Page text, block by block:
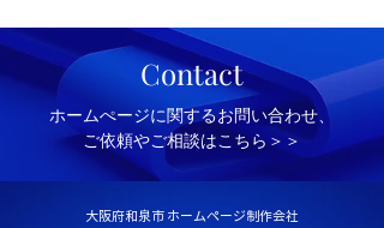
Contact
​ホームぺージに関するお問い合わせ、
ご依頼やご相談はこちら＞＞
大阪府和泉市 ホームページ制作会社